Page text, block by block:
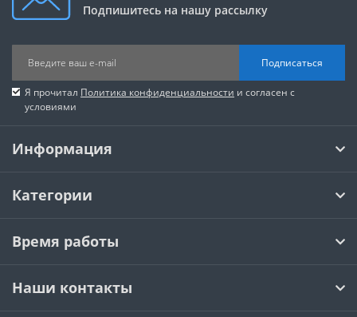
Подпишитесь на нашу рассылку
Подписаться
Я прочитал Политика конфиденциальности и согласен с
условиями
Информация
Категории
Время работы
Наши контакты